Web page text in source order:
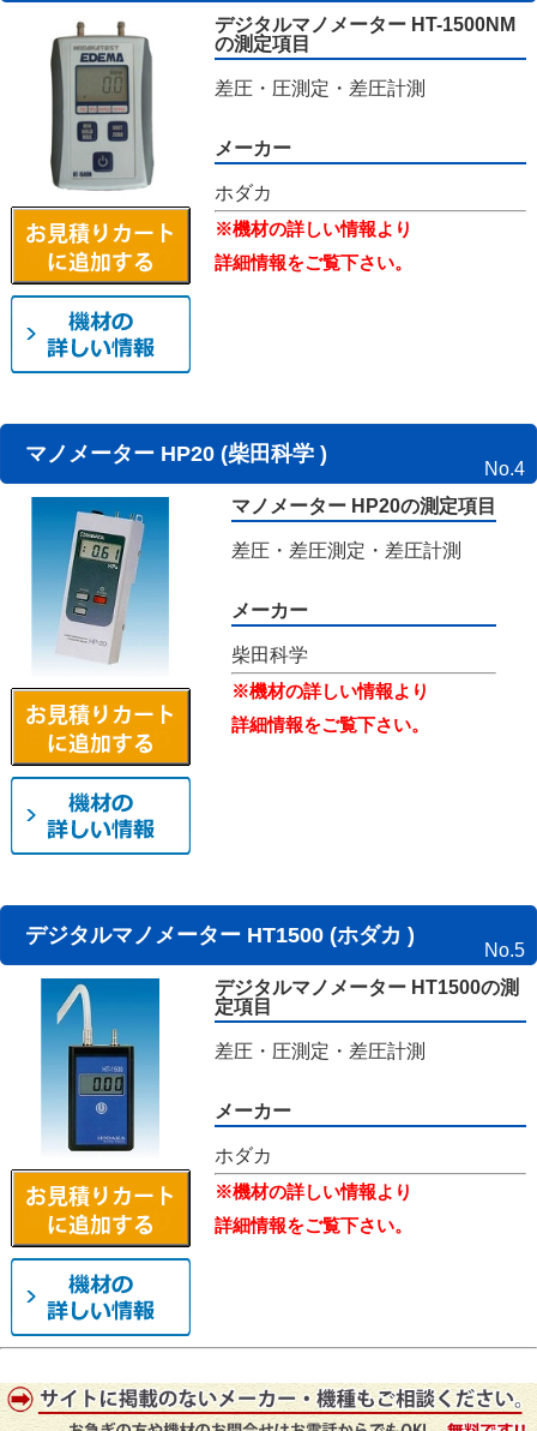
デジタルマノメーター HT-1500NM
の測定項目
差圧・圧測定・差圧計測
メーカー
ホダカ
※機材の詳しい情報より
詳細情報をご覧下さい。
マノメーター HP20 (柴田科学 )
No.4
マノメーター HP20の測定項目
差圧・差圧測定・差圧計測
メーカー
柴田科学
※機材の詳しい情報より
詳細情報をご覧下さい。
デジタルマノメーター HT1500 (ホダカ )
No.5
デジタルマノメーター HT1500の測
定項目
差圧・圧測定・差圧計測
メーカー
ホダカ
※機材の詳しい情報より
詳細情報をご覧下さい。